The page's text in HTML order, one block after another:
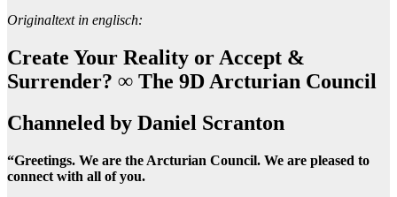
Originaltext in englisch:
Create Your Reality or Accept &
Surrender? ∞ The 9D Arcturian Council
Channeled by Daniel Scranton
“Greetings. We are the Arcturian Council. We are pleased to
connect with all of you.